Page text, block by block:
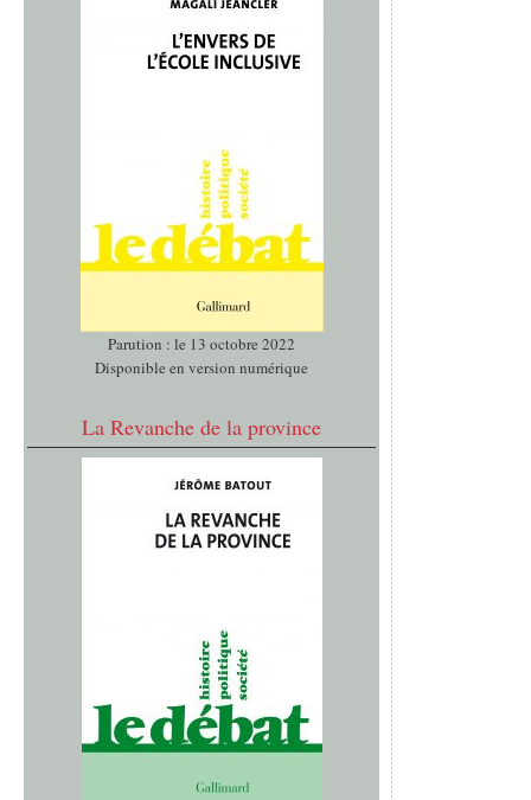
Parution : le 13 octobre 2022
Disponible en version numérique
La Revanche de la province